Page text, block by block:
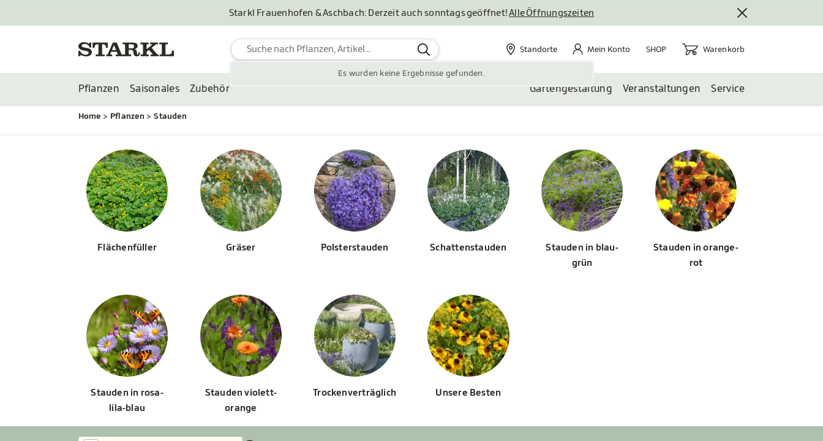
Starkl Frauenhofen & Aschbach: Derzeit auch sonntags geöffnet!Alle Öffnungszeiten
Es wurden keine Ergebnisse gefunden.
Standorte
Standorte Mein Konto
Mein Konto SHOP Warenkorb
Warenkorb
Pflanzen Saisonales Zubehör Gartengestaltung Veranstaltungen Service
Home Pflanzen Stauden
Flächenfüller Gräser Polsterstauden Schattenstauden
Stauden in blau-
grün
Stauden in orange-
rot
Stauden in rosa-
lila-blau
Stauden violett-
orange
Trockenverträglich Unsere Besten